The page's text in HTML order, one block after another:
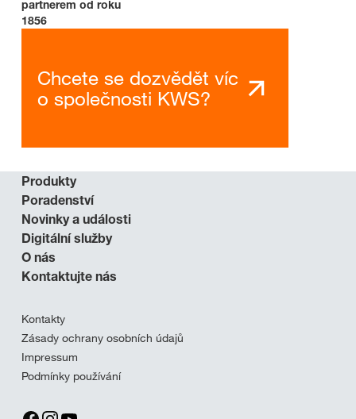
partnerem od roku
1856
Chcete se dozvědět víc
o společnosti KWS?
Produkty
Poradenství
Novinky a události
Digitální služby
O nás
Kontaktujte nás
Kontakty
Zásady ochrany osobních údajů
Impressum
Podmínky používání